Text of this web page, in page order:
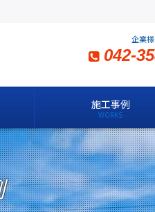
企業様
042-
施工事例